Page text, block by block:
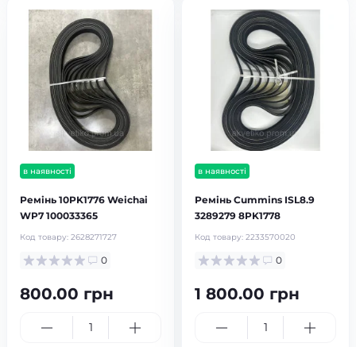
в наявності
Ремінь 10PK1776 Weichai
WP7 100033365
Код товару: 2628271727
0
800.00 грн
в наявності
Ремінь Cummins ISL8.9
3289279 8PK1778
Код товару: 2233570020
0
1 800.00 грн